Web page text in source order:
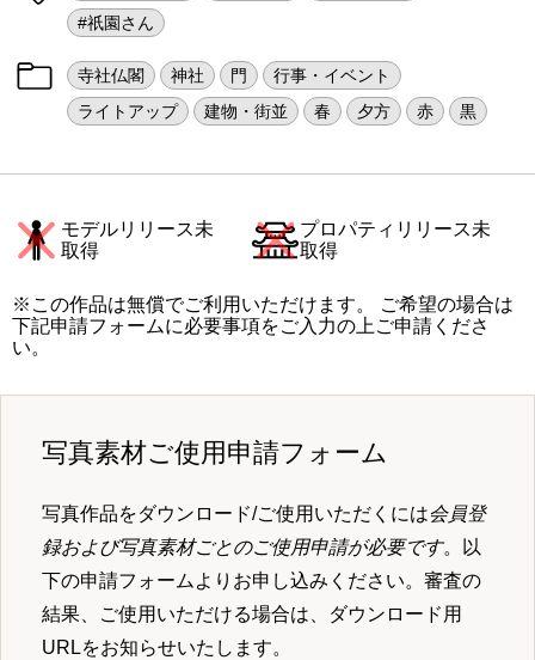
#祇園さん
寺社仏閣 神社 門
行事・イベント
ライトアップ
建物・街並 春 夕方 赤 黒
モデルリリース未
取得
プロパティリリース未
取得
※この作品は無償でご利用いただけます。 ご希望の場合は
下記申請フォームに必要事項をご入力の上ご申請くださ
い。
写真素材ご使用申請フォーム
写真作品をダウンロード/ご使用いただくには会員登
録および写真素材ごとのご使用申請が必要です。以
下の申請フォームよりお申し込みください。審査の
結果、ご使用いただける場合は、ダウンロード用
URLをお知らせいたします。